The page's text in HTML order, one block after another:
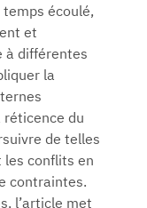
écoulé,
et
à différentes
la
réticence du
de telles
les conflits en
contraintes.
l’article met